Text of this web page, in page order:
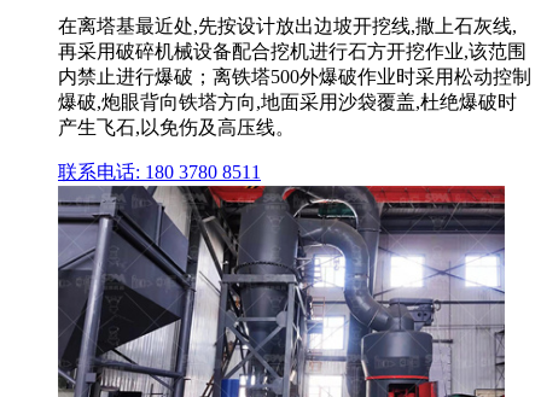
在离塔基最近处,先按设计放出边坡开挖线,撒上石灰线,
再采用破碎机械设备配合挖机进行石方开挖作业,该范围
内禁止进行爆破；离铁塔500外爆破作业时采用松动控制
爆破,炮眼背向铁塔方向,地面采用沙袋覆盖,杜绝爆破时
产生飞石,以免伤及高压线。
联系电话: 180 3780 8511